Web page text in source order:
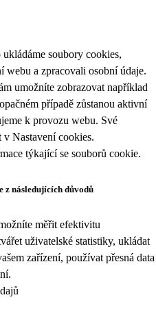
soubory cookies,
webu a zpracovali osobní údaje.
umožníte zobrazovat například
případě zůstanou aktivní
k provozu webu. Své
v Nastavení cookies.
týkající se souborů cookie.
z následujících důvodů
měřit efektivitu
uživatelské statistiky, ukládat
zařízení, používat přesná data